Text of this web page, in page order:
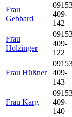
Frau
Gebhard
409-
142
Frau
Holzinger
409-
122
Frau Hüßner
409-
143
Frau Karg
409-
140